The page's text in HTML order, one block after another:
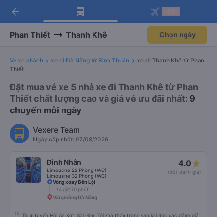
Tải app Vexere ngay!
Nhận ưu đãi thành viên độc
Mở app
Tải app Vexere
-30k/ghế khi đặt vé máy bay qua
Mở app
arrow_back
Phan Thiết Thanh Khê Chọn ngày
Vé xe khách xe đi Đà Nẵng từ Bình Thuận
xe đi Thanh Khê từ Phan
Thiết
Đặt mua vé xe 5 nhà xe đi Thanh Khê từ Phan
Thiết chất lượng cao và giá vé ưu đãi nhất: 9
chuyến mỗi ngày
Vexere Team
Ngày cập nhật: 07/08/2026
Đình Nhân
Limousine 22 Phòng (WC)
Limousine 32 Phòng (WC)
4.0
(861 đánh giá)
Vòng xoay Bến Lội
14 giờ 10 phút
Văn phòng Đà Nẵng
Tôi đi tuyến Hội An &gt; Sài Gòn. Tôi khá thận trọng sau khi đọc các đánh giá,